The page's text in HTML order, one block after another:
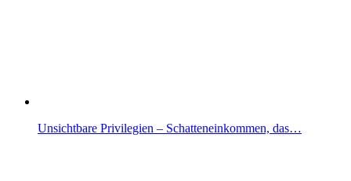
Unsichtbare Privilegien – Schatteneinkommen, das…